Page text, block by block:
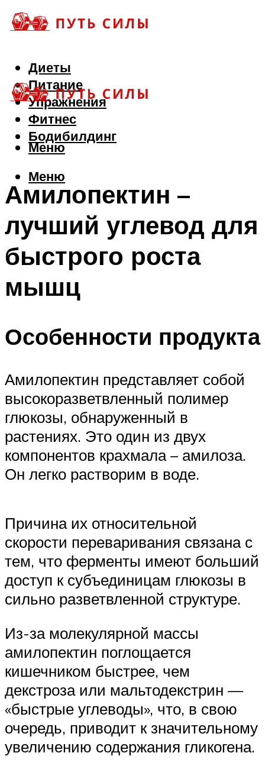
Диеты
Питание
Упражнения
Фитнес
Бодибилдинг
Меню
Меню
Амилопектин –
лучший углевод для
быстрого роста
мышц
Особенности продукта
Амилопектин представляет собой
высокоразветвленный полимер
глюкозы, обнаруженный в
растениях. Это один из двух
компонентов крахмала – амилоза.
Он легко растворим в воде.
Причина их относительной
скорости переваривания связана с
тем, что ферменты имеют больший
доступ к субъединицам глюкозы в
сильно разветвленной структуре.
Из-за молекулярной массы
амилопектин поглощается
кишечником быстрее, чем
декстроза или мальтодекстрин —
«быстрые углеводы», что, в свою
очередь, приводит к значительному
увеличению содержания гликогена.